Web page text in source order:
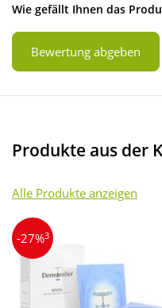
Wie gefällt Ihnen das
Bewertung abgeben
Produkte aus der
Alle Produkte anzeigen
-27%3